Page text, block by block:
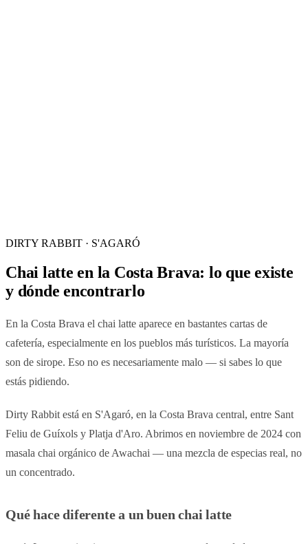
DIRTY RABBIT · S'AGARÓ
Chai latte en la Costa Brava: lo que existe
y dónde encontrarlo
En la Costa Brava el chai latte aparece en bastantes cartas de
cafetería, especialmente en los pueblos más turísticos. La mayoría
son de sirope. Eso no es necesariamente malo — si sabes lo que
estás pidiendo.
Dirty Rabbit está en S'Agaró, en la Costa Brava central, entre Sant
Feliu de Guíxols y Platja d'Aro. Abrimos en noviembre de 2024 con
masala chai orgánico de Awachai — una mezcla de especias real, no
un concentrado.
Qué hace diferente a un buen chai latte